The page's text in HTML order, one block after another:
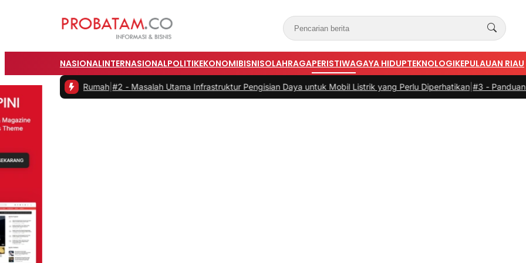
NASIONALINTERNASIONALPOLITIKEKONOMIBISNISOLAHRAGAPERISTIWAGAYA HIDUPTEKNOLOGIKEPULAUAN RIAU
Rumah| Masalah Utama Infrastruktur Pengisian Daya untuk Mobil Listrik yang Perlu Diperhatikan|#3 -Panduan Belanja Online